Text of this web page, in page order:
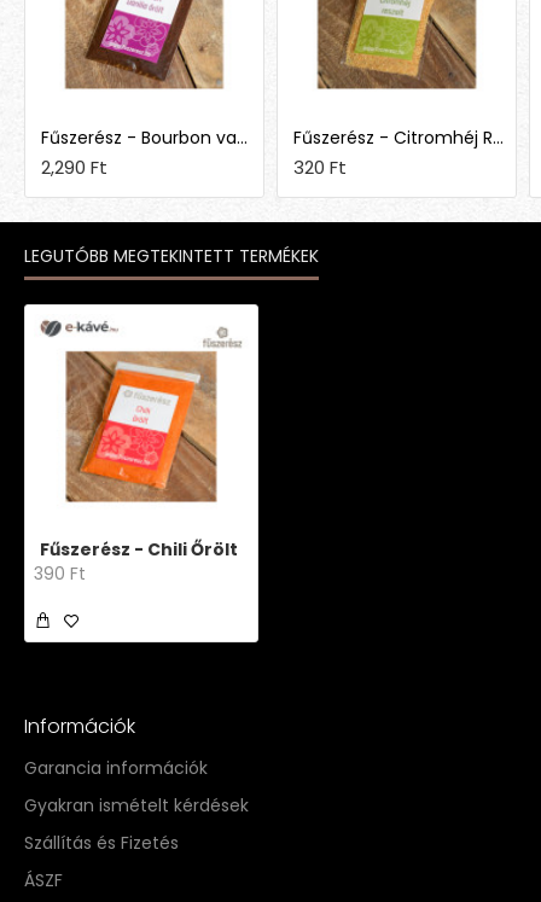
Fűszerész - Bourbon vanília őrölt
2,290 Ft
Fűszerész - Citromhéj Reszelt
320 Ft
LEGUTÓBB MEGTEKINTETT TERMÉKEK
Fűszerész - Chili Őrölt
390 Ft
Információk
Garancia információk
Gyakran ismételt kérdések
Szállítás és Fizetés
ÁSZF